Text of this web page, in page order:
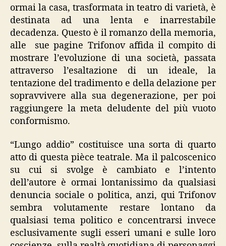
ormai la casa, trasformata in teatro di varietà, è
destinata ad una lenta e inarrestabile
decadenza. Questo è il romanzo della memoria,
alle sue pagine Trifonov affida il compito di
mostrare l’evoluzione di una società, passata
attraverso l’esaltazione di un ideale, la
tentazione del tradimento e della delazione per
sopravvivere alla sua degenerazione, per poi
raggiungere la meta deludente del più vuoto
conformismo.
“Lungo addio” costituisce una sorta di quarto
atto di questa pièce teatrale. Ma il palcoscenico
su cui si svolge è cambiato e l’intento
dell’autore è ormai lontanissimo da qualsiasi
denuncia sociale o politica, anzi, qui Trifonov
sembra volutamente restare lontano da
qualsiasi tema politico e concentrarsi invece
esclusivamente sugli esseri umani e sulle loro